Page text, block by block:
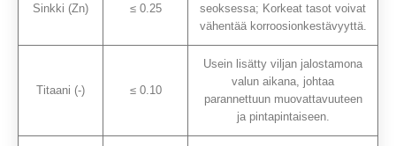
Sinkki (Zn) ≤ 0.25
seoksessa; Korkeat tasot voivat
vähentää korroosionkestävyyttä.
Titaani (-) ≤ 0.10
Usein lisätty viljan jalostamona
valun aikana, johtaa
parannettuun muovattavuuteen
ja pintapintaiseen.